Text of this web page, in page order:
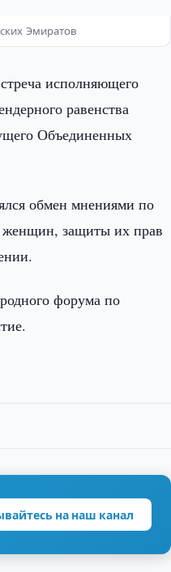
Эмиратов
исполняющего
равенства
Объединенных
обмен мнениями по
женщин, защиты их прав
форума по
на наш канал